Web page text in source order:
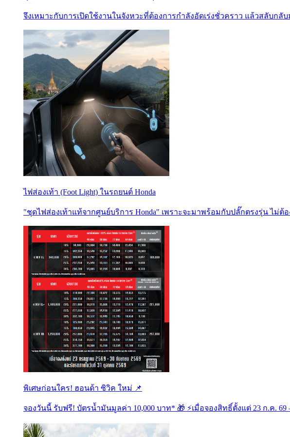
จึงเหมาะกับการเปิดใช้งานในจังหวะที่ต้องการกำลังอัดเร่งชั่วคราว แล้วสลับก
ไฟส่องเท้า (Foot Light) ในรถยนต์ Honda
"ชุดไฟส่องเท้าแท้จากศูนย์บริการ Honda" เพราะจะมาพร้อมกับปลั๊กตรงรุ่น ไ
พิเศษก่อนใคร! ฮอนด้า ซิวิค ใหม่ 📌
จองวันนี้ รับฟรี! บัตรน้ำมันมูลค่า 10,000 บาท* 🎁 ⚡️เมื่อจองสิทธิ์ตั้งแต่ 23 ก.ค. 69